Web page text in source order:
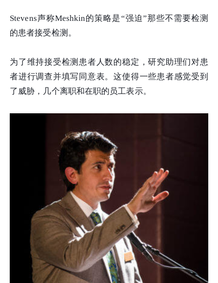
Stevens声称Meshkin的策略是“强迫”那些不需要检测
的患者接受检测。
为了维持接受检测患者人数的稳定，研究助理们对患
者进行调查并填写同意表。这使得一些患者感觉受到
了威胁，几个离职和在职的员工表示。